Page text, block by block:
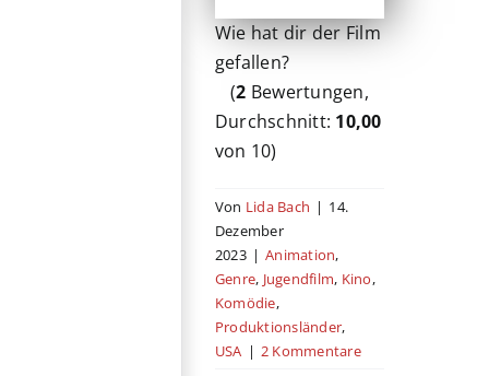
Wie hat dir der Film
gefallen?
(2 Bewertungen,
Durchschnitt: 10,00
von 10)
Von Lida Bach | 14.
Dezember
2023 | Animation,
Genre, Jugendfilm, Kino,
Komödie,
Produktionsländer,
USA | 2 Kommentare